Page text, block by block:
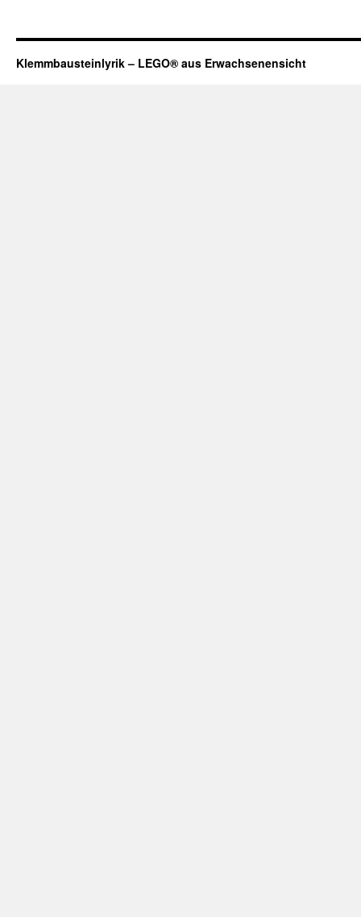
Klemmbausteinlyrik – LEGO® aus Erwachsenensicht